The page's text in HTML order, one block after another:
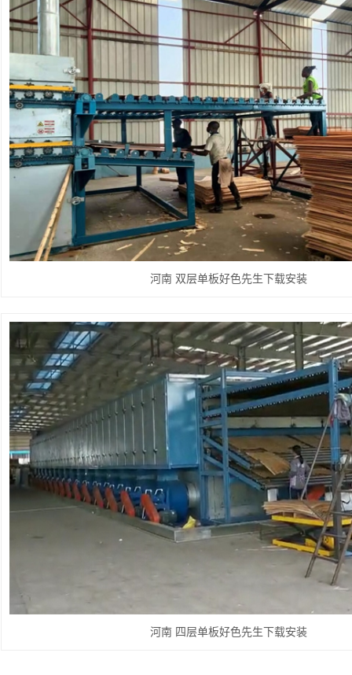
河南 双层单板好色先生下载安装
河南 四层单板好色先生下载安装